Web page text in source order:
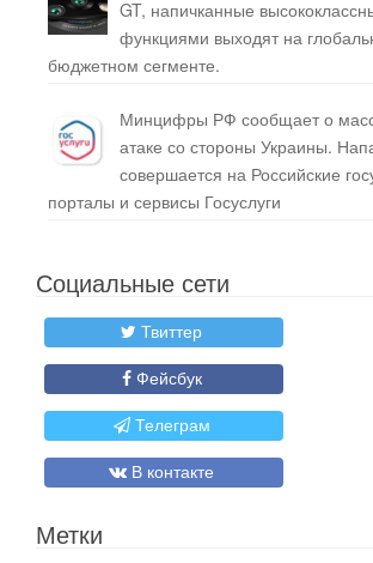
GT, напичканные
функциями выходят на
бюджетном сегменте.
Минцифры РФ сообщает о
атаке со стороны Украины.
совершается на Российские
порталы и сервисы Госуслуги
Социальные сети
Твиттер
Фейсбук
Телеграм
В контакте
Метки